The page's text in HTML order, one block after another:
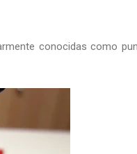
conocidas como